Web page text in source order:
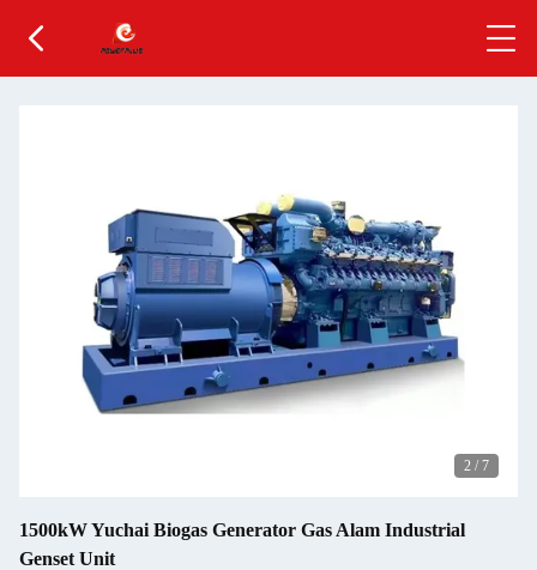
2 / 7
1500kW Yuchai Biogas Generator Gas Alam Industrial
Genset Unit